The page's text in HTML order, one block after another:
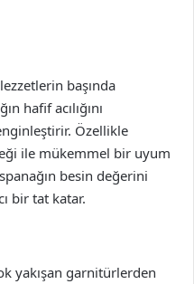
başında
hafif acılığını
Özellikle
ile mükemmel bir uyum
besin değerini
bir tat katar.
yakışan garnitürlerden